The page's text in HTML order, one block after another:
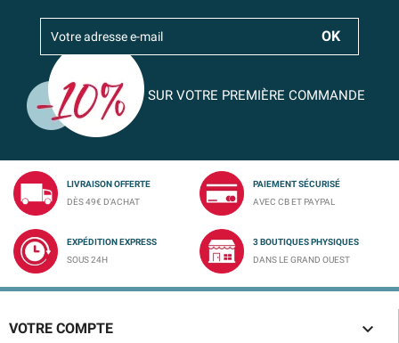
SUR VOTRE PREMIÈRE COMMANDE
LIVRAISON OFFERTE
DÈS 49€ D'ACHAT
PAIEMENT SÉCURISÉ
AVEC CB ET PAYPAL
EXPÉDITION EXPRESS
SOUS 24H
3 BOUTIQUES PHYSIQUES
DANS LE GRAND OUEST
VOTRE COMPTE 